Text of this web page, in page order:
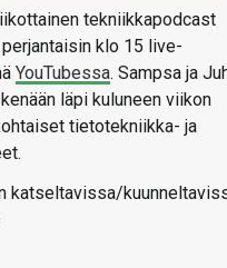
tekniikkapodcast
klo 15 live-
YouTubessa. Sampsa ja
läpi kuluneen viikon
tietotekniikka- ja
katseltavissa/